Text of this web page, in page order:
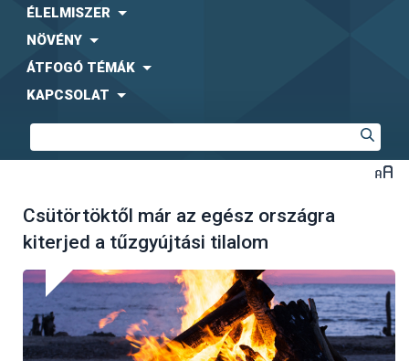
ÉLELMISZER
NÖVÉNY
ÁTFOGÓ TÉMÁK
KAPCSOLAT
Csütörtöktől már az egész országra
kiterjed a tűzgyújtási tilalom